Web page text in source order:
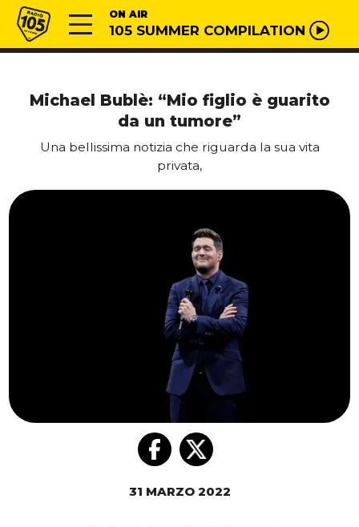
Vai al contenuto
Radio 105 ON AIR
105 SUMMER COMPILATION
Michael Bublè: “Mio figlio è guarito
da un tumore”
Una bellissima notizia che riguarda la sua vita
privata,
31 MARZO 2022